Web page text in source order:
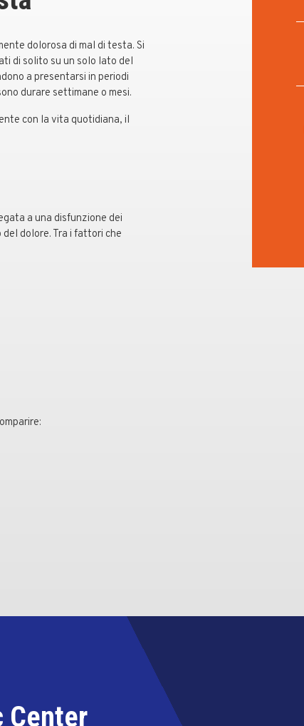
dolorosa di mal di testa. Si
di solito su un solo lato del
a presentarsi in periodi
durare settimane o mesi.
con la vita quotidiana, il
a una disfunzione dei
dolore. Tra i fattori che
Center